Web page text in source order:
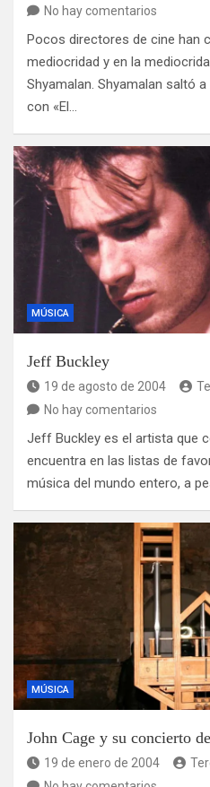
No hay comentarios
Pocos directores de cine han
mediocridad y en la
Shyamalan. Shyamalan saltó
con «El…
MÚSICA
Jeff Buckley
19 de agosto de 2004
No hay comentarios
Jeff Buckley es el artista que
encuentra en las listas de
música del mundo entero, a
MÚSICA
John Cage y su concierto
19 de enero de 2004